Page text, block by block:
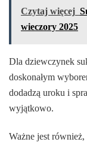
Czytaj więcej
wieczory 2025
Dla dziewczynek
doskonałym
dodadzą uroku i
wyjątkowo.
Ważne jest